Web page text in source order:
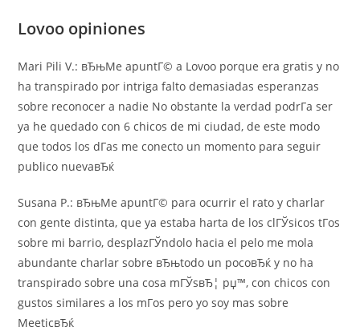
Lovoo opiniones
Mari Pili V.: вЂњMe apuntГ© a Lovoo porque era gratis y no
ha transpirado por intriga falto demasiadas esperanzas
sobre reconocer a nadie No obstante la verdad podrГ­a ser
ya he quedado con 6 chicos de mi ciudad, de este modo
que todos los dГ­as me conecto un momento para seguir
publico nuevaвЂќ
Susana P.: вЂњMe apuntГ© para ocurrir el rato y charlar
con gente distinta, que ya estaba harta de los clГЎsicos tГ­os
sobre mi barrio, desplazГЎndolo hacia el pelo me mola
abundante charlar sobre вЂњtodo un pocoвЂќ y no ha
transpirado sobre una cosa mГЎsвЂ¦ рџ™‚ con chicos con
gustos similares a los mГ­os pero yo soy mas sobre
MeeticвЂќ